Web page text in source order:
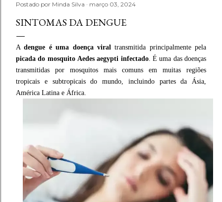
Postado por Minda Silva março 03, 2024
SINTOMAS DA DENGUE
Adengue é uma doença viraltransmitida principalmente pela
picada do mosquito Aedes aegypti infectado. É uma das doenças
transmitidas por mosquitos mais comuns em muitas regiões
tropicais e subtropicais do mundo, incluindo partes da Ásia,
América Latina e África.